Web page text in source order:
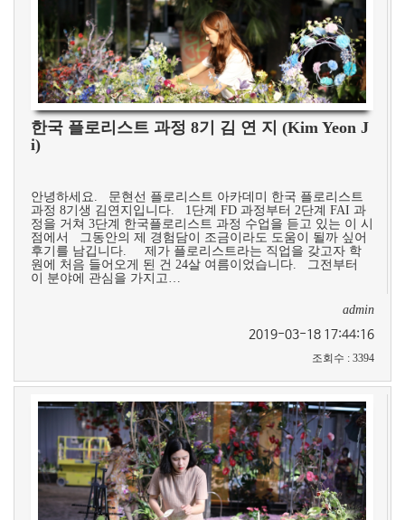
한국 플로리스트 과정 8기 김 연 지 (Kim Yeon J
i)
안녕하세요. 문현선 플로리스트 아카데미 한국 플로리스트
과정 8기생 김연지입니다. 1단계 FD 과정부터 2단계 FAI 과
정을 거쳐 3단계 한국플로리스트 과정 수업을 듣고 있는 이 시
점에서 그동안의 제 경험담이 조금이라도 도움이 될까 싶어
후기를 남깁니다. 제가 플로리스트라는 직업을 갖고자 학
원에 처음 들어오게 된 건 24살 여름이었습니다. 그전부터
이 분야에 관심을 가지고…
admin
2019-03-18 17:44:16
조회수 : 3394